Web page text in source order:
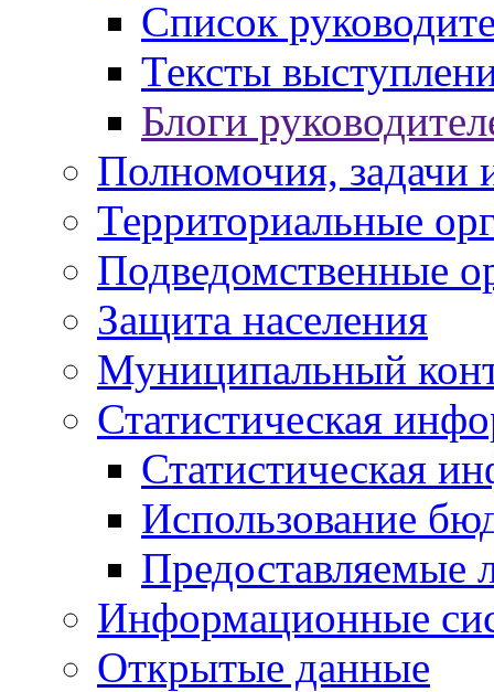
Список
Тексты
Блоги
Полномочия, задачи
Территориальные
Подведомственные
Защита населения
Муниципальный
Статистическая
Статистическая
Использование
Предоставляемые
Информационные
Открытые данные